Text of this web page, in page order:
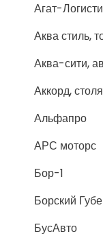
Агат-
Аква стиль,
Аква-сити,
Аккорд,
Альфапро
АРС моторс
Бор-1
Борский
БусАвто